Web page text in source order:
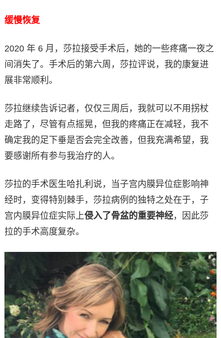
缓慢恢复
2020 年 6 月，莎拉接受手术后，她的一些疼痛一夜之
间消失了。手术后的第六周，莎拉评说，我的康复进
展非常顺利。
莎拉继续告诉记者，仅仅三周后，我就可以不用拐杖
走路了，尽管有点摇晃，但我的疼痛正在减轻，我不
确定我的足下垂是否会完全改善，但我充满希望，我
要感谢所有参与我治疗的人。
莎拉的手术医生哈扎利说，当子宫内膜异位症影响神
经时，变得特别棘手，莎拉病例的独特之处在于，子
宫内膜异位症实际上侵入了骨盆的重要神经，因此莎
拉的手术高度复杂。